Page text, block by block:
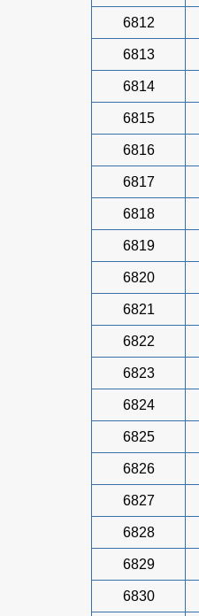
6812
6813
6814
6815
6816
6817
6818
6819
6820
6821
6822
6823
6824
6825
6826
6827
6828
6829
6830